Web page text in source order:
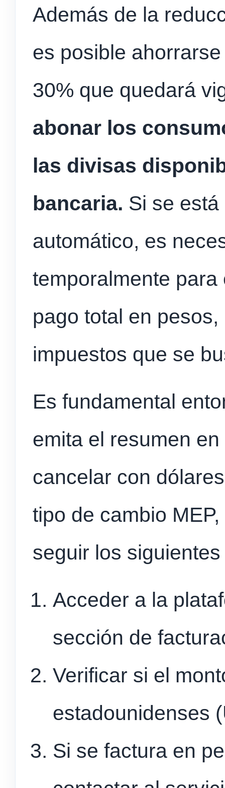
Además de la
es posible
30% que quedará
abonar los
las divisas
bancaria. Si se
automático, es
temporalmente
pago total en
impuestos que se
Es fundamental
emita el resumen
cancelar con
tipo de cambio
seguir los
Acceder a la
sección de
Verificar si el
estadounidenses
Si se factura en